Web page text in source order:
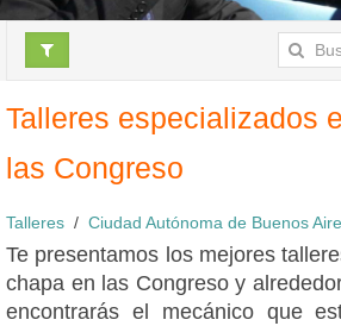
Talleres especializados
las Congreso
Talleres Ciudad Autónoma de Buenos
Te presentamos los mejores
chapa en las Congreso y
encontrarás el mecánico que